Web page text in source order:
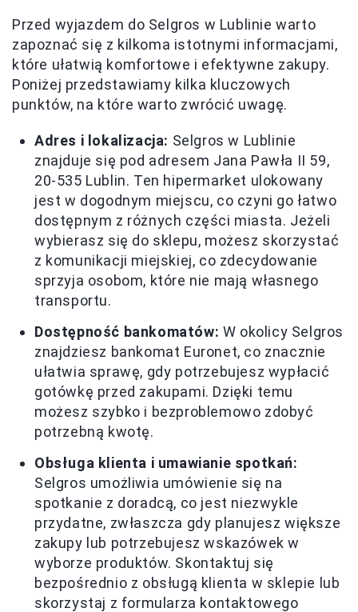
Przed wyjazdem do Selgros w Lublinie warto
zapoznać się z kilkoma istotnymi informacjami,
które ułatwią komfortowe i efektywne zakupy.
Poniżej przedstawiamy kilka kluczowych
punktów, na które warto zwrócić uwagę.
Adres i lokalizacja: Selgros w Lublinie
znajduje się pod adresem Jana Pawła II 59,
20-535 Lublin. Ten hipermarket ulokowany
jest w dogodnym miejscu, co czyni go łatwo
dostępnym z różnych części miasta. Jeżeli
wybierasz się do sklepu, możesz skorzystać
z komunikacji miejskiej, co zdecydowanie
sprzyja osobom, które nie mają własnego
transportu.
Dostępność bankomatów: W okolicy Selgros
znajdziesz bankomat Euronet, co znacznie
ułatwia sprawę, gdy potrzebujesz wypłacić
gotówkę przed zakupami. Dzięki temu
możesz szybko i bezproblemowo zdobyć
potrzebną kwotę.
Obsługa klienta i umawianie spotkań:
Selgros umożliwia umówienie się na
spotkanie z doradcą, co jest niezwykle
przydatne, zwłaszcza gdy planujesz większe
zakupy lub potrzebujesz wskazówek w
wyborze produktów. Skontaktuj się
bezpośrednio z obsługą klienta w sklepie lub
skorzystaj z formularza kontaktowego